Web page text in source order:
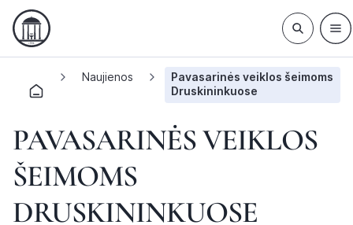
Naujienos
Pavasarinės veiklos šeimoms
Druskininkuose
PAVASARINĖS VEIKLOS
ŠEIMOMS
DRUSKININKUOSE